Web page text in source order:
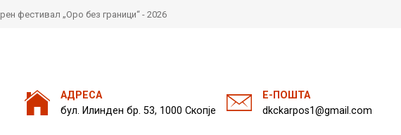
фестивал „Оро без граници“ - 2026
АДРЕСА
бул. Илинден бр. 53, 1000 Скопје
Е-ПОШТА
dkckarpos1@gmail.com
страна